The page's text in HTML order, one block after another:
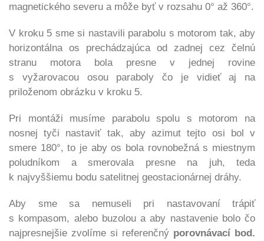
magnetického severu a môže byť v rozsahu 0° až 360°.
V kroku 5 sme si nastavili parabolu s motorom tak, aby
horizontálna os prechádzajúca od zadnej cez čelnú
stranu motora bola presne v jednej rovine
s vyžarovacou osou paraboly čo je vidieť aj na
priloženom obrázku v kroku 5.
Pri montáži
musíme parabolu spolu s motorom na
nosnej tyči nastaviť tak, aby azimut tejto osi bol v
smere 180°, to je aby os bola rovnobežná s miestnym
poludníkom a smerovala presne na juh, teda
k najvyššiemu bodu satelitnej geostacionárnej dráhy.
Aby sme sa nemuseli pri nastavovaní trápiť
s kompasom, alebo buzolou a aby nastavenie bolo čo
najpresnejšie zvolíme si referenčný porovnávací bod.